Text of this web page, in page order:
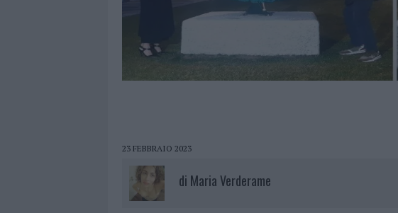
23 FEBBRAIO 2023
di Maria Verderame